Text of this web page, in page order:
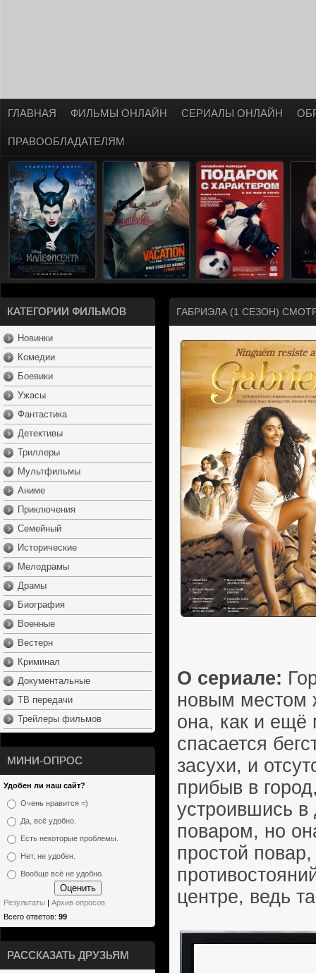
ГЛАВНАЯ ФИЛЬМЫ ОНЛАЙН СЕРИАЛЫ ОНЛАЙН
ПРАВООБЛАДАТЕЛЯМ
КАТЕГОРИИ ФИЛЬМОВ
Новинки
Комедии
Боевики
Ужасы
Фантастика
Детективы
Триллеры
Мультфильмы
Аниме
Приключения
Семейный
Исторические
Мелодрамы
Драмы
Биография
Военные
Вестерн
Криминал
Документальные
ТВ передачи
Трейлеры фильмов
МИНИ-ОПРОС
Удобен ли наш сайт?
Очень нравится =)
Да, всё удобно.
Есть некоторые проблемы.
Нет, не удобен.
Вообще всё не удобно.
Результаты
Архив опросов
Всего ответов: 99
РАССКАЗАТЬ ДРУЗЬЯМ
ГАБРИЭЛА (1 СЕЗОН)
О сериале:
новым местом
она, как и ещё
спасается
засухи, и
прибыв в
устроившись
поваром, но
простой
центре, ведь